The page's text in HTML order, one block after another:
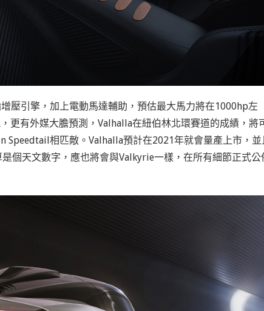
壓引擎，加上電動馬達輔助，預估最大馬力將在1000hp左
更有外媒大膽預測，Valhalla在紐伯林北環賽道的成績，將
Speedtail相匹敵。Valhalla預計在2021年就會量產上市，並
個天文數字，應也將會與Valkyrie一樣，在所有細節正式公